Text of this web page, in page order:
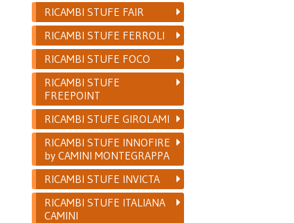
RICAMBI STUFE FAIR
RICAMBI STUFE FERROLI
RICAMBI STUFE FOCO
RICAMBI STUFE
FREEPOINT
RICAMBI STUFE GIROLAMI
RICAMBI STUFE INNOFIRE
by CAMINI MONTEGRAPPA
RICAMBI STUFE INVICTA
RICAMBI STUFE ITALIANA
CAMINI